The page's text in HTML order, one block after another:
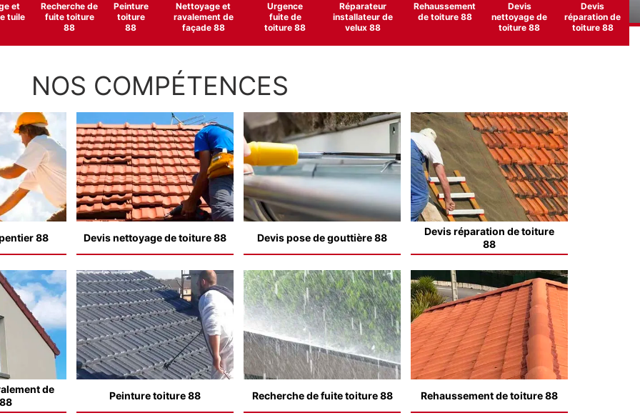
et
tuile
Recherche de
fuite toiture
88
Peinture
toiture
88
Nettoyage et
ravalement de
façade 88
Urgence
fuite de
toiture 88
Réparateur
installateur de
velux 88
Rehaussement
de toiture 88
Devis
nettoyage de
toiture 88
Devis
réparation de
toiture 88
NOS COMPÉTENCES
88 Devis nettoyage de toiture 88 Devis pose de gouttière 88
Devis réparation de toiture
88
de
Peinture toiture 88 Recherche de fuite toiture 88 Rehaussement de toiture 88